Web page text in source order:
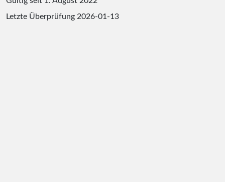
Letzte Überprüfung 2026-01-13